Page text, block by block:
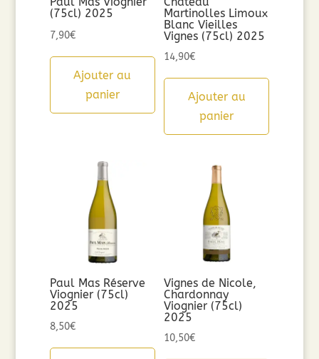
(75cl) 2025
7,90€
Ajouter au
panier
Martinolles Limoux
Blanc Vieilles
Vignes (75cl) 2025
14,90€
Ajouter au
panier
Paul Mas Réserve
Viognier (75cl)
2025
8,50€
Vignes de Nicole,
Chardonnay
Viognier (75cl)
2025
10,50€